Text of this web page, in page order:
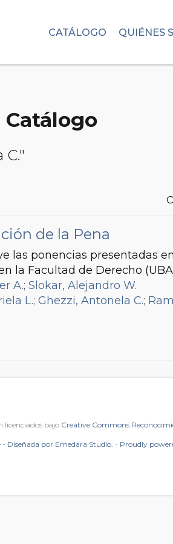
CATÁLOGO QUIÉNES
Catálogo
de la Pena
las ponencias presentadas
la Facultad de Derecho
A.; Slokar, Alejandro W.
L.; Ghezzi, Antonela C.;
licenciados bajo Creative Commons
Diseñada por Emedara Studio. - Proudly